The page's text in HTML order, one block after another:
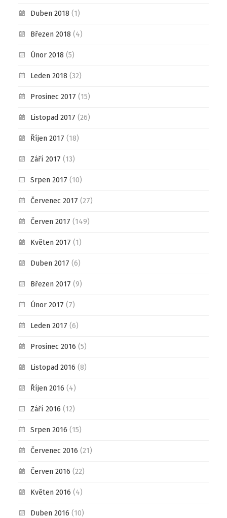
Duben 2018 (1)
Březen 2018 (4)
Únor 2018 (5)
Leden 2018 (32)
Prosinec 2017 (15)
Listopad 2017 (26)
Říjen 2017 (18)
Září 2017 (13)
Srpen 2017 (10)
Červenec 2017 (27)
Červen 2017 (149)
Květen 2017 (1)
Duben 2017 (6)
Březen 2017 (9)
Únor 2017 (7)
Leden 2017 (6)
Prosinec 2016 (5)
Listopad 2016 (8)
Říjen 2016 (4)
Září 2016 (12)
Srpen 2016 (15)
Červenec 2016 (21)
Červen 2016 (22)
Květen 2016 (4)
Duben 2016 (10)